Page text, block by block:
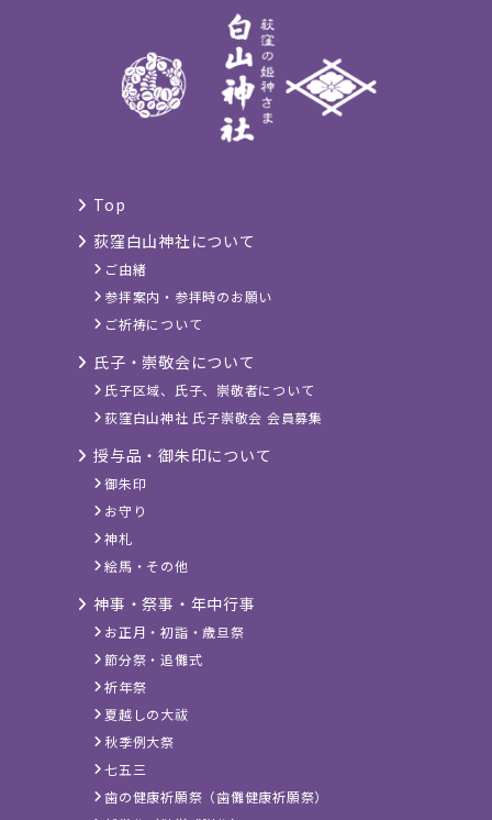
Top
荻窪白山神社について
ご由緒
参拝案内・参拝時のお願い
ご祈祷について
氏子・崇敬会について
氏子区域、氏子、崇敬者について
荻窪白山神社 氏子崇敬会 会員募集
授与品・御朱印について
御朱印
お守り
神札
絵馬・その他
神事・祭事・年中行事
お正月・初詣・歳旦祭
節分祭・追儺式
祈年祭
夏越しの大祓
秋季例大祭
七五三
歯の健康祈願祭（歯儺健康祈願祭）